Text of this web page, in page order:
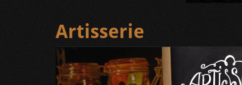
Artisserie